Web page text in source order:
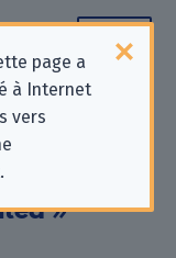
page a
à Internet
vers
pour les
protection
Fonoa
»